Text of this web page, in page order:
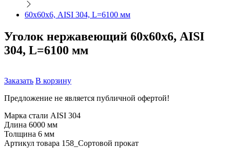
60х60х6, AISI 304, L=6100 мм
Уголок нержавеющий 60х60х6, AISI
304, L=6100 мм
Заказать В корзину
Предложение не является публичной офертой!
Марка стали AISI 304
Длина 6000 мм
Толщина 6 мм
Артикул товара 158_Сортовой прокат